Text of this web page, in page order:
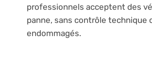
professionnels acceptent des
panne, sans contrôle technique
endommagés.